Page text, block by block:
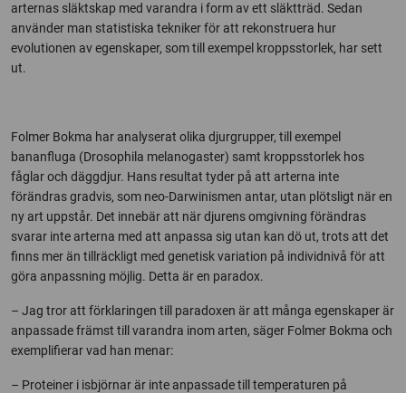
arternas släktskap med varandra i form av ett släktträd. Sedan
använder man statistiska tekniker för att rekonstruera hur
evolutionen av egenskaper, som till exempel kroppsstorlek, har sett
ut.
Folmer Bokma har analyserat olika djurgrupper, till exempel
bananfluga (Drosophila melanogaster) samt kroppsstorlek hos
fåglar och däggdjur. Hans resultat tyder på att arterna inte
förändras gradvis, som neo-Darwinismen antar, utan plötsligt när en
ny art uppstår. Det innebär att när djurens omgivning förändras
svarar inte arterna med att anpassa sig utan kan dö ut, trots att det
finns mer än tillräckligt med genetisk variation på individnivå för att
göra anpassning möjlig. Detta är en paradox.
– Jag tror att förklaringen till paradoxen är att många egenskaper är
anpassade främst till varandra inom arten, säger Folmer Bokma och
exemplifierar vad han menar:
– Proteiner i isbjörnar är inte anpassade till temperaturen på